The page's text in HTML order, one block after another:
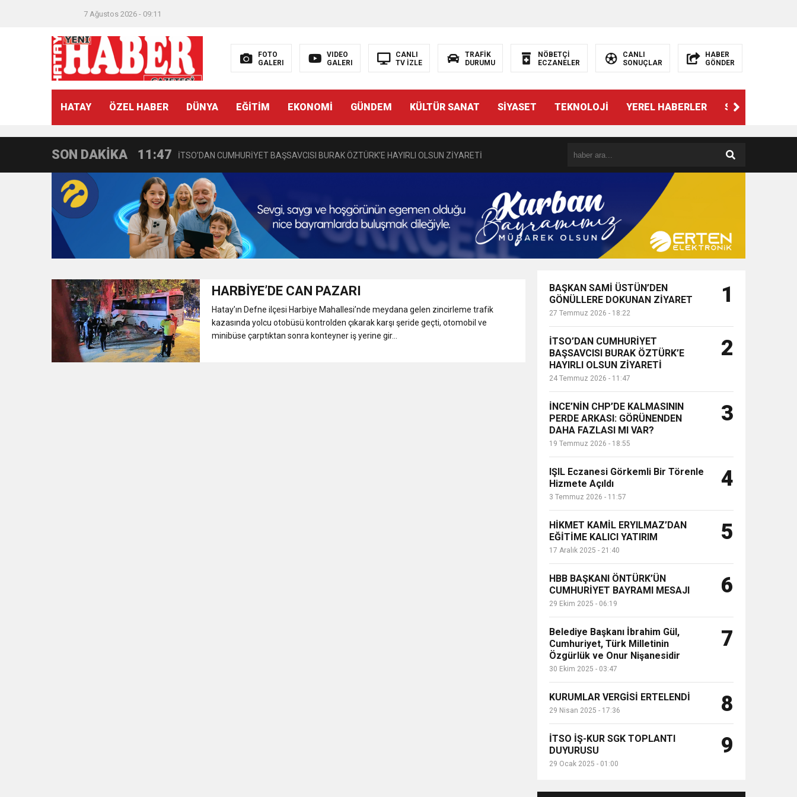
7 Ağustos 2026 - 09:11
FOTO
GALERI
VIDEO
GALERI
CANLI
TV İZLE
TRAFİK
DURUMU
NÖBETÇİ
ECZANELER
CANLI
SONUÇLAR
HABER
GÖNDER
HATAY ÖZEL HABER DÜNYA EĞİTİM EKONOMİ GÜNDEM KÜLTÜR SANAT SİYASET TEKNOLOJİ YEREL HABERLER SPOR
SON DAKİKA
21:40
11:47 İTSO’DAN CUMHURİYET BAŞSAVCISI BURAK ÖZTÜRK’E HAYIRLI OLSUN ZİYARETİ
18:55 İNCE’NİN CHP’DE KALMASININ PERDE ARKASI: GÖRÜNENDEN DAHA FAZLASI MI VAR?
11:57 IŞIL Eczanesi Görkemli Bir Törenle Hizmete Açıldı
21:40
3:47 Belediye Başkanı İbrahim Gül, Cumhuriyet, Türk Milletinin Özgürlük ve Onur Nişanesidir
6:19 HBB BAŞKANI ÖNTÜRK’ÜN CUMHURİYET BAYRAMI MESAJI
HARBİYE’DE CAN PAZARI
Hatay’ın Defne ilçesi Harbiye Mahallesi’nde meydana gelen zincirleme trafik
kazasında yolcu otobüsü kontrolden çıkarak karşı şeride geçti, otomobil ve
minibüse çarptıktan sonra konteyner iş yerine gir...
BAŞKAN SAMİ ÜSTÜN’DEN
GÖNÜLLERE DOKUNAN ZİYARET
27 Temmuz 2026 - 18:22
1
İTSO’DAN CUMHURİYET
BAŞSAVCISI BURAK ÖZTÜRK’E
HAYIRLI OLSUN ZİYARETİ
24 Temmuz 2026 - 11:47
2
İNCE’NİN CHP’DE KALMASININ
PERDE ARKASI: GÖRÜNENDEN
DAHA FAZLASI MI VAR?
19 Temmuz 2026 - 18:55
3
IŞIL Eczanesi Görkemli Bir Törenle
Hizmete Açıldı
3 Temmuz 2026 - 11:57
4
HİKMET KAMİL ERYILMAZ’DAN
EĞİTİME KALICI YATIRIM
17 Aralık 2025 - 21:40
5
HBB BAŞKANI ÖNTÜRK’ÜN
CUMHURİYET BAYRAMI MESAJI
29 Ekim 2025 - 06:19
6
Belediye Başkanı İbrahim Gül,
Cumhuriyet, Türk Milletinin
Özgürlük ve Onur Nişanesidir
30 Ekim 2025 - 03:47
7
KURUMLAR VERGİSİ ERTELENDİ
29 Nisan 2025 - 17:36 8
İTSO İŞ-KUR SGK TOPLANTI
DUYURUSU
29 Ocak 2025 - 01:00
9